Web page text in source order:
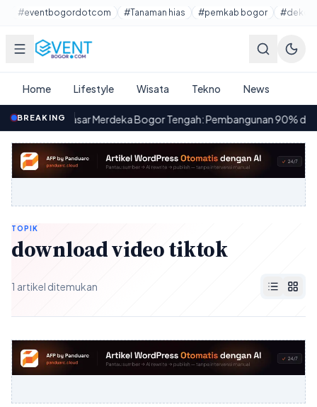
Lewati ke konten utama
#eventbogordotcom #Tanaman hias #pemkab bogor
Home Lifestyle Wisata Tekno News
BREAKING
07.17Pasar Merdeka Bogor Tengah: Pembangunan 90% dan
TOPIK
download video tiktok
1 artikel ditemukan